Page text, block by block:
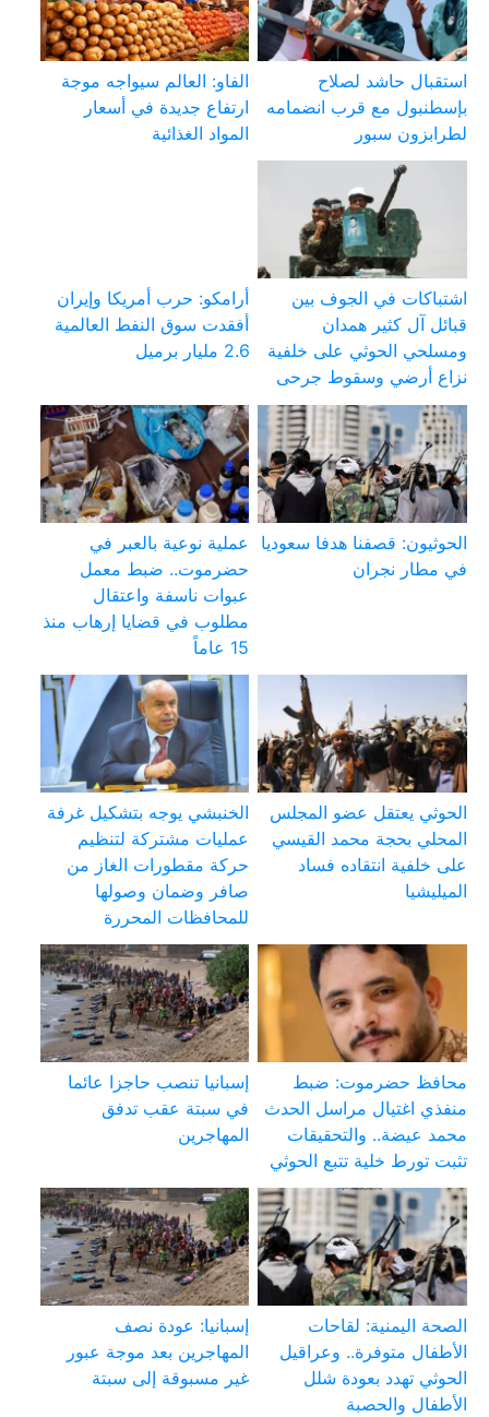
استقبال حاشد لصلاح
بإسطنبول مع قرب انضمامه
لطرابزون سبور
الفاو: العالم سيواجه موجة
ارتفاع جديدة في أسعار
المواد الغذائية
اشتباكات في الجوف بين
قبائل آل كثير همدان
ومسلحي الحوثي على خلفية
نزاع أرضي وسقوط جرحى
أرامكو: حرب أمريكا وإيران
أفقدت سوق النفط العالمية
2.6 مليار برميل
الحوثيون: قصفنا هدفا سعوديا
في مطار نجران
عملية نوعية بالعبر في
حضرموت.. ضبط معمل
عبوات ناسفة واعتقال
مطلوب في قضايا إرهاب منذ
15 عاماً
الحوثي يعتقل عضو المجلس
المحلي بحجة محمد القيسي
على خلفية انتقاده فساد
الميليشيا
الخنبشي يوجه بتشكيل غرفة
عمليات مشتركة لتنظيم
حركة مقطورات الغاز من
صافر وضمان وصولها
للمحافظات المحررة
محافظ حضرموت: ضبط
منفذي اغتيال مراسل الحدث
محمد عيضة.. والتحقيقات
تثبت تورط خلية تتبع الحوثي
إسبانيا تنصب حاجزا عائما
في سبتة عقب تدفق
المهاجرين
الصحة اليمنية: لقاحات
الأطفال متوفرة.. وعراقيل
الحوثي تهدد بعودة شلل
الأطفال والحصبة
إسبانيا: عودة نصف
المهاجرين بعد موجة عبور
غير مسبوقة إلى سبتة